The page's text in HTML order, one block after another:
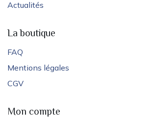
Actualités
La boutique
FAQ
Mentions légales
CGV
Mon compte